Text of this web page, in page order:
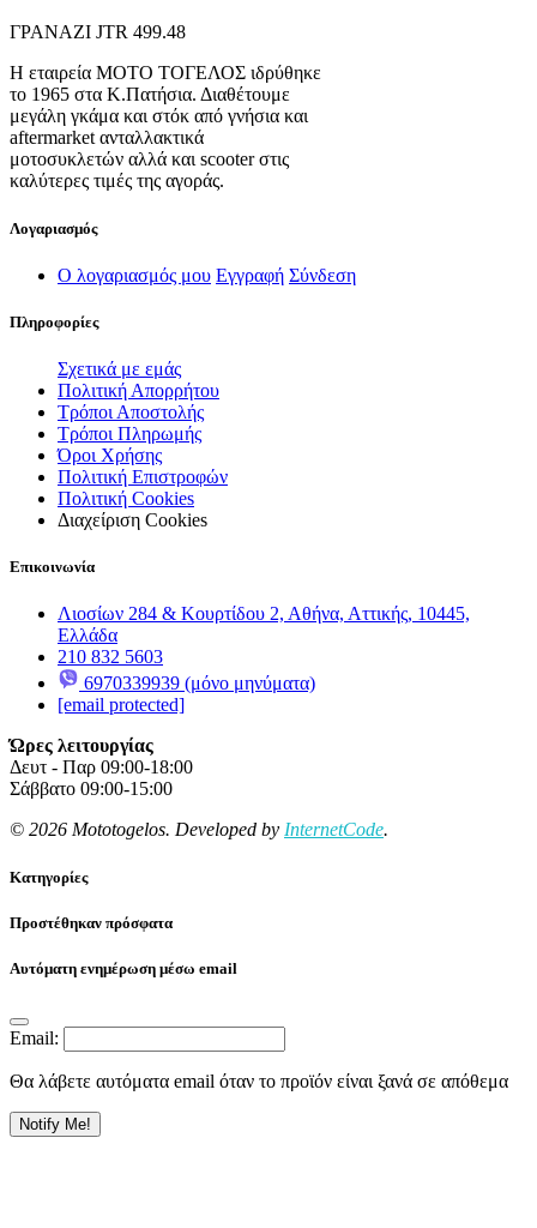
ΓΡΑΝΑΖΙ JTR 499.48
Η εταιρεία ΜΟΤΟ ΤΟΓΕΛΟΣ ιδρύθηκε
το 1965 στα Κ.Πατήσια. Διαθέτουμε
μεγάλη γκάμα και στόκ από γνήσια και
aftermarket ανταλλακτικά
μοτοσυκλετών αλλά και scooter στις
καλύτερες τιμές της αγοράς.
Λογαριασμός
Ο λογαριασμός μου Εγγραφή Σύνδεση
Πληροφορίες
Σχετικά με εμάς
Πολιτική Απορρήτου
Τρόποι Αποστολής
Τρόποι Πληρωμής
Όροι Χρήσης
Πολιτική Επιστροφών
Πολιτική Cookies
Διαχείριση Cookies
Επικοινωνία
Λιοσίων 284 & Κουρτίδου 2, Αθήνα, Αττικής, 10445,
Ελλάδα
210 832 5603
6970339939 (μόνο μηνύματα)
[email protected]
Ώρες λειτουργίας
Δευτ - Παρ 09:00-18:00
Σάββατο 09:00-15:00
© 2026 Mototogelos. Developed by InternetCode.
Κατηγορίες
Προστέθηκαν πρόσφατα
Αυτόματη ενημέρωση μέσω email
Email:
Θα λάβετε αυτόματα email όταν το προϊόν είναι ξανά σε απόθεμα
Notify Me!